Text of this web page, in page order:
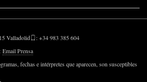
Valladolid
: +34 983 385 604
: Email Prensa
fechas e intérpretes que aparecen, son susceptibles